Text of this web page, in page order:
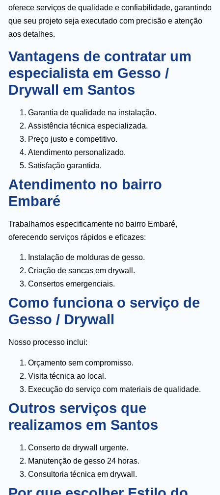
oferece serviços de qualidade e confiabilidade, garantindo
que seu projeto seja executado com precisão e atenção
aos detalhes.
Vantagens de contratar um
especialista em Gesso /
Drywall em Santos
Garantia de qualidade na instalação.
Assistência técnica especializada.
Preço justo e competitivo.
Atendimento personalizado.
Satisfação garantida.
Atendimento no bairro
Embaré
Trabalhamos especificamente no bairro Embaré,
oferecendo serviços rápidos e eficazes:
Instalação de molduras de gesso.
Criação de sancas em drywall.
Consertos emergenciais.
Como funciona o serviço de
Gesso / Drywall
Nosso processo inclui:
Orçamento sem compromisso.
Visita técnica ao local.
Execução do serviço com materiais de qualidade.
Outros serviços que
realizamos em Santos
Conserto de drywall urgente.
Manutenção de gesso 24 horas.
Consultoria técnica em drywall.